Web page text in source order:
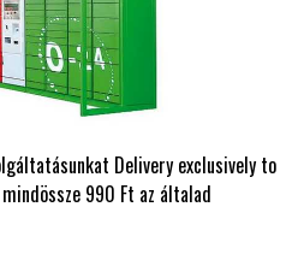
Delivery exclusively to
990 Ft az általad